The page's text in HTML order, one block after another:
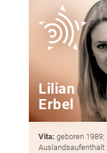
Lilian
Erbel
Vita: geboren
Auslandsaufenthalt